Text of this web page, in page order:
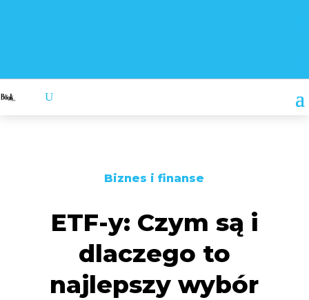
Biznes i finanse
ETF-y: Czym są i
dlaczego to
najlepszy wybór